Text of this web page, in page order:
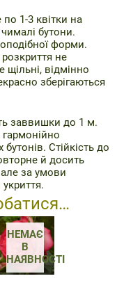
по 1-3 квітки на
бутони.
форми.
не
відмінно
зберігаються
заввишки до 1 м.
Стійкість до
й досить
але за умови
НЕМАЄ
В
НАЯВНОСТІ